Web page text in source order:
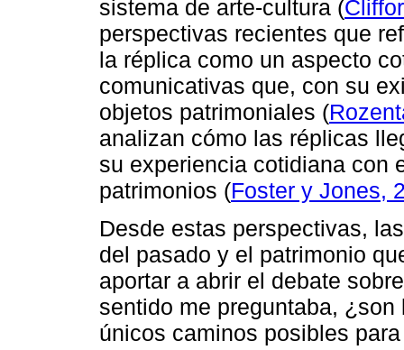
sistema de arte-cultura (
perspectivas recientes que
la réplica como un aspecto
comunicativas que, con su
objetos patrimoniales (
analizan cómo las réplicas
su experiencia cotidiana con
patrimonios (Foster y Jones,
Desde estas perspectivas,
del pasado y el patrimonio
aportar a abrir el debate
sentido me preguntaba,
únicos caminos posibles